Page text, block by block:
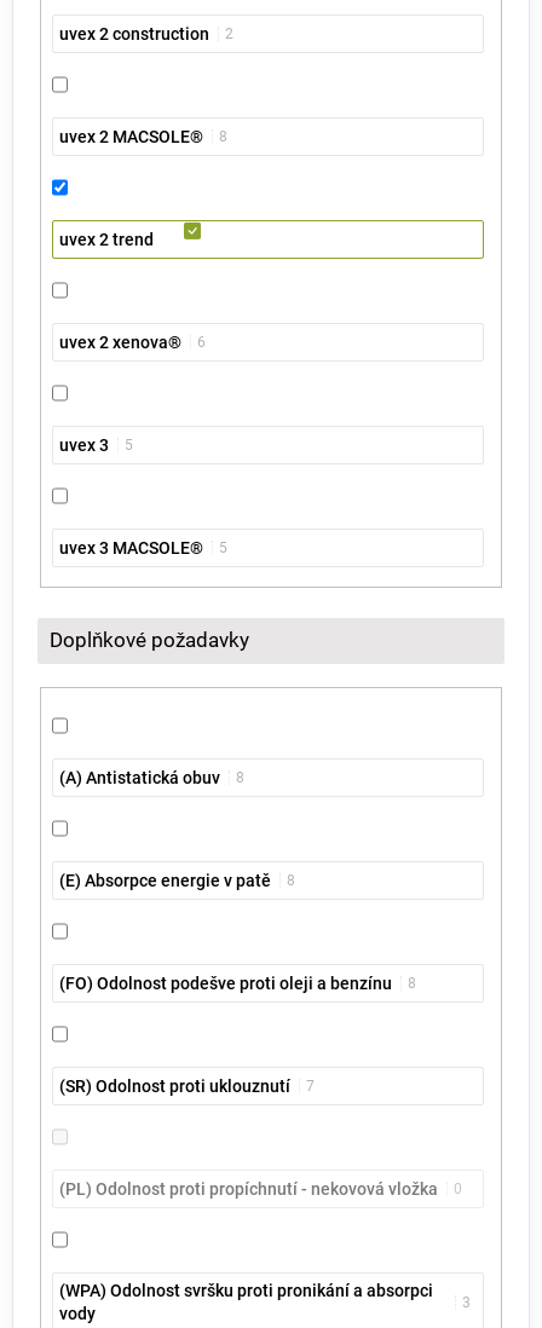
uvex 2 construction 2
uvex 2 MACSOLE® 8
uvex 2 trend
uvex 2 xenova® 6
uvex 3 5
uvex 3 MACSOLE® 5
Doplňkové požadavky
(A) Antistatická obuv 8
(E) Absorpce energie v patě 8
(FO) Odolnost podešve proti oleji a benzínu 8
(SR) Odolnost proti uklouznutí 7
(PL) Odolnost proti propíchnutí - nekovová vložka 0
(WPA) Odolnost svršku proti pronikání a absorpci
vody
3